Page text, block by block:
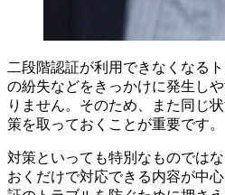
二段階認証が利用できなくなる
の紛失などをきっかけに発生し
りません。そのため、また同じ
策を取っておくことが重要です。
対策といっても特別なものでは
おくだけで対応できる内容が中